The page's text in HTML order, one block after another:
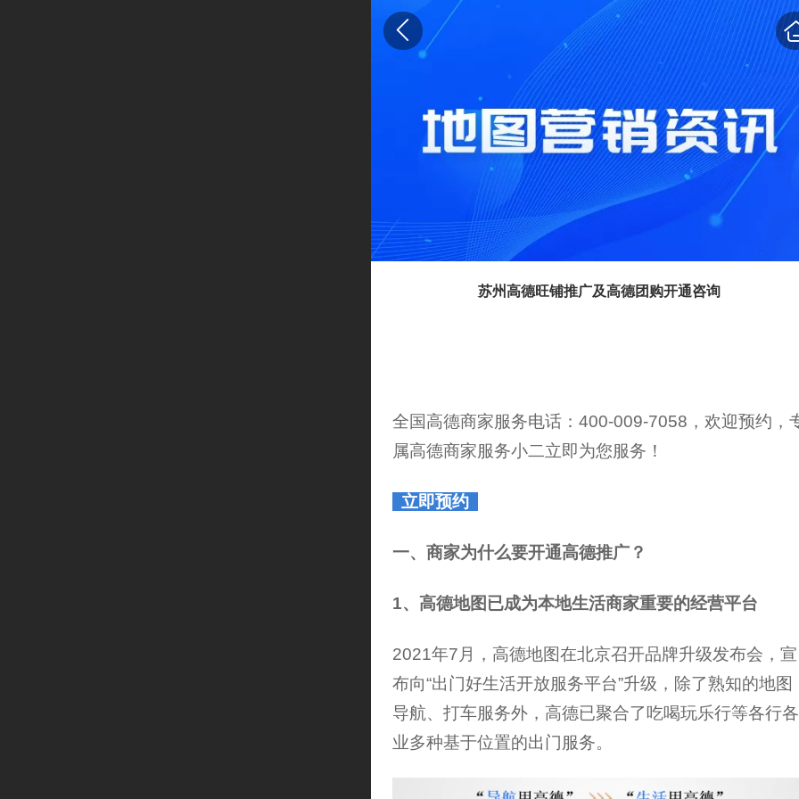
苏州高德旺铺推广及高德团购开通咨询
全国高德商家服务电话： 400-009-7058 ，欢迎预约，
属高德商家服务小二立即为您服务！
立即预约
一、商家为什么要开通高德推广？
1、高德地图已成为本地生活商家重要的经营平台
2021年7月，高德地图在北京召开品牌升级发布会，宣
布向“出门好生活开放服务平台”升级，除了熟知的地图
导航、打车服务外，高德已聚合了吃喝玩乐行等各行各
业多种基于位置的出门服务。